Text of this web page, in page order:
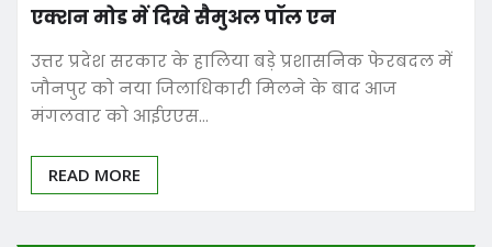
एक्शन मोड में दिखे सैमुअल पॉल एन
उत्तर प्रदेश सरकार के हालिया बड़े प्रशासनिक फेरबदल में
जौनपुर को नया जिलाधिकारी मिलने के बाद आज
मंगलवार को आईएएस…
READ MORE